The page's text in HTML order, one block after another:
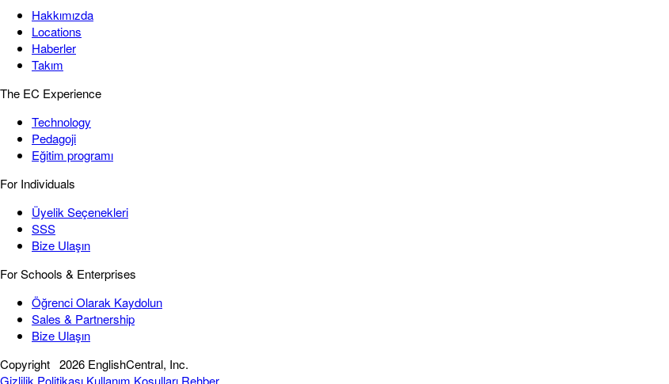
Hakkımızda
Locations
Haberler
Takım
The EC Experience
Technology
Pedagoji
Eğitim programı
For Individuals
Üyelik Seçenekleri
SSS
Bize Ulaşın
For Schools & Enterprises
Öğrenci Olarak Kaydolun
Sales & Partnership
Bize Ulaşın
Copyright 2026 EnglishCentral, Inc.